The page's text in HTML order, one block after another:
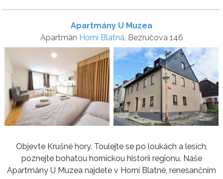
Apartmány U Muzea
Apartmán Horní Blatná, Bezručova 146
Objevte Krušné hory. Toulejte se po loukách a lesích,
poznejte bohatou hornickou historii regionu. Naše
Apartmány U Muzea najdete v Horní Blatné, renesančním